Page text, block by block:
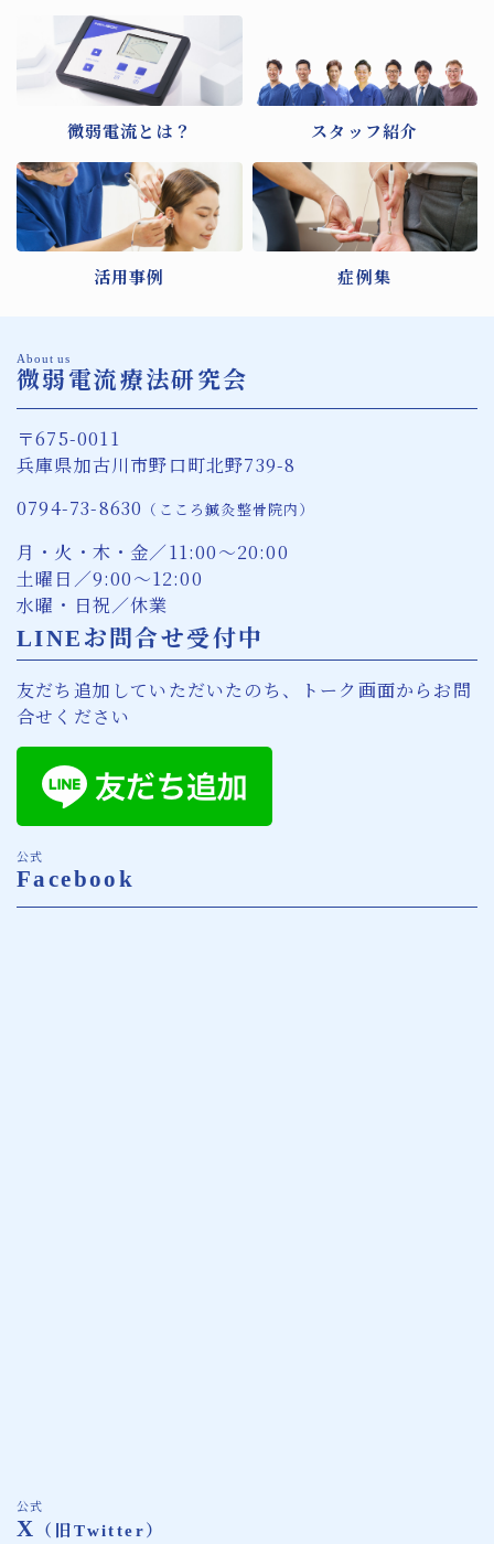
微弱電流とは？ スタッフ紹介
活用事例 症例集
About us
微弱電流療法研究会
〒675-0011
兵庫県加古川市野口町北野739-8
0794-73-8630 （こころ鍼灸整骨院内）
月・火・木・金／11:00〜20:00
土曜日／9:00〜12:00
水曜・日祝／休業
LINEお問合せ受付中
友だち追加していただいたのち、トーク画面からお問
合せください
公式
Facebook
公式
X （旧Twitter）